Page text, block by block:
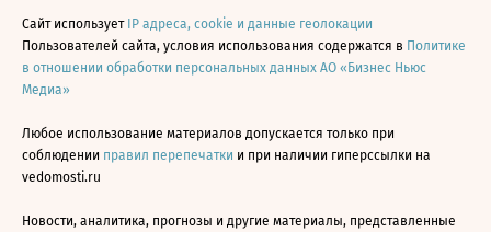
Сайт использует IP адреса, cookie и данные геолокации
Пользователей сайта, условия использования содержатся в Политике
в отношении обработки персональных данных АО «Бизнес Ньюс
Медиа»
Любое использование материалов допускается только при
соблюдении правил перепечатки и при наличии гиперссылки на
vedomosti.ru
Новости, аналитика, прогнозы и другие материалы, представленные